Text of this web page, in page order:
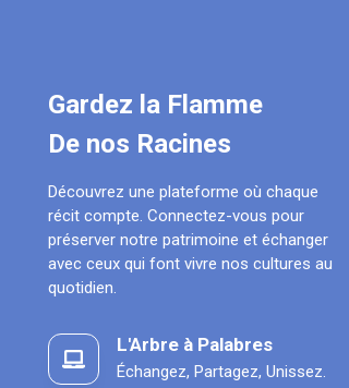
Gardez la Flamme
De nos Racines
Découvrez une plateforme où chaque
récit compte. Connectez-vous pour
préserver notre patrimoine et échanger
avec ceux qui font vivre nos cultures au
quotidien.
L'Arbre à Palabres
Échangez, Partagez, Unissez.